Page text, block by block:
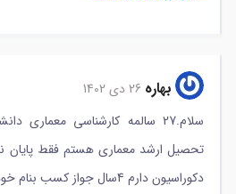
بهاره 26 دی 1402
سلام.27 سالمه کارشناسی
تحصیل ارشد معماری هستم فقط پایان
دکوراسیون دارم 4سال جواز